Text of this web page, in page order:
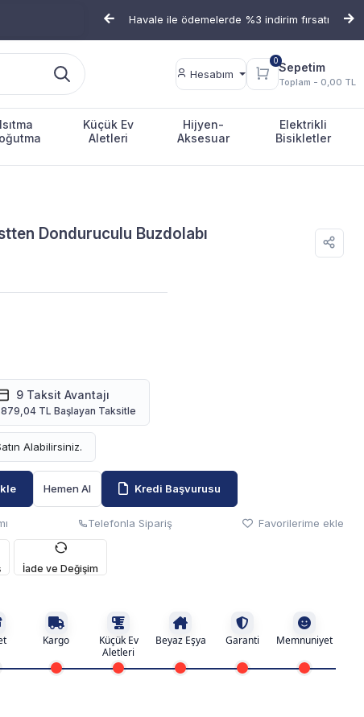
Havale ile ödemelerde %3 indirim fırsatı
Hesabım
0
Sepetim
Toplam - 0,00 TL
Isıtma
Küçük Ev
Aletleri
Hijyen-
Aksesuar
Elektrikli
Bisikletler
Donduruculu Buzdolabı
9 Taksit Avantajı
TL Başlayan Taksitle
Alabilirsiniz.
Hemen Al Kredi Başvurusu
Telefonla Sipariş Favorilerime ekle
İade ve Değişim
Kargo
Küçük Ev
Aletleri
Beyaz Eşya Garanti Memnuniyet